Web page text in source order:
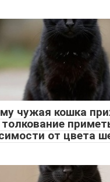
чужая кошка
от цвета